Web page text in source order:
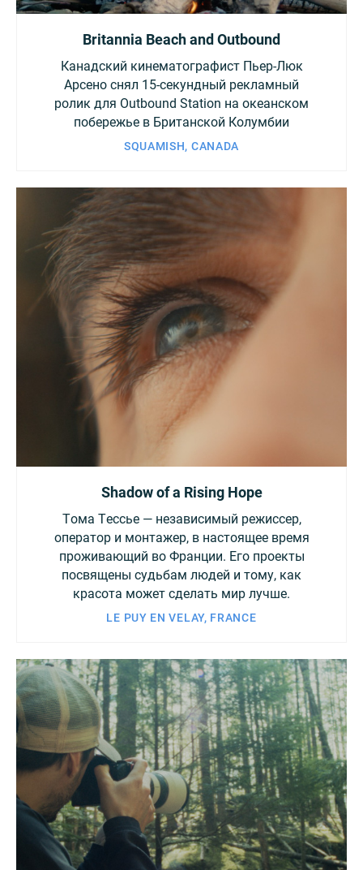
Britannia Beach and Outbound
Канадский кинематографист Пьер-Люк
Арсено снял 15-секундный рекламный
ролик для Outbound Station на океанском
побережье в Британской Колумбии
SQUAMISH, CANADA
Shadow of a Rising Hope
Тома Тессье — независимый режиссер,
оператор и монтажер, в настоящее время
проживающий во Франции. Его проекты
посвящены судьбам людей и тому, как
красота может сделать мир лучше.
LE PUY EN VELAY, FRANCE